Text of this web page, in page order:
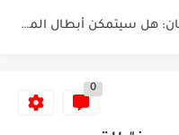
0